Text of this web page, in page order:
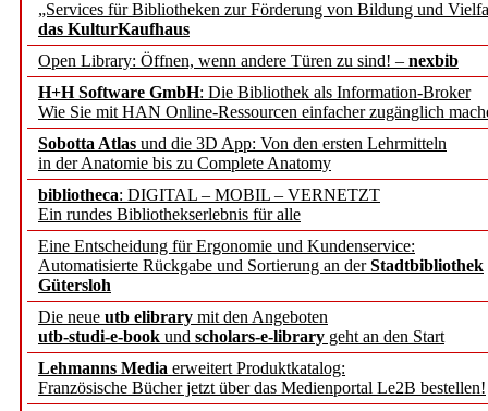
„Services für Bibliotheken zur Förderung von Bildung und
das KulturKaufhaus
Open Library: Öffnen, wenn andere Türen zu sind! – nexbib
H+H Software GmbH: Die Bibliothek als Information-Broker
Wie Sie mit HAN Online-Ressourcen einfacher zugänglich
Sobotta Atlas und die 3D App: Von den ersten Lehrmitteln
in der Anatomie bis zu Complete Anatomy
bibliotheca: DIGITAL – MOBIL – VERNETZT
Ein rundes Bibliothekserlebnis für alle
Eine Entscheidung für Ergonomie und Kundenservice:
Automatisierte Rückgabe und Sortierung an derStadtbibliothek
Gütersloh
Die neue utb elibrary mit den Angeboten
utb-studi-e-book und scholars-e-library geht an den Start
Lehmanns Media erweitert Produktkatalog:
Französische Bücher jetzt über das Medienportal Le2B bestellen!
Mohr Siebeck
und die Zeitschrift für
Francke Attempto
EBSCO Information
Recherchefunktionen in
Sorbisches Institut neu
Geschichte und
Künstliche Intelligenz